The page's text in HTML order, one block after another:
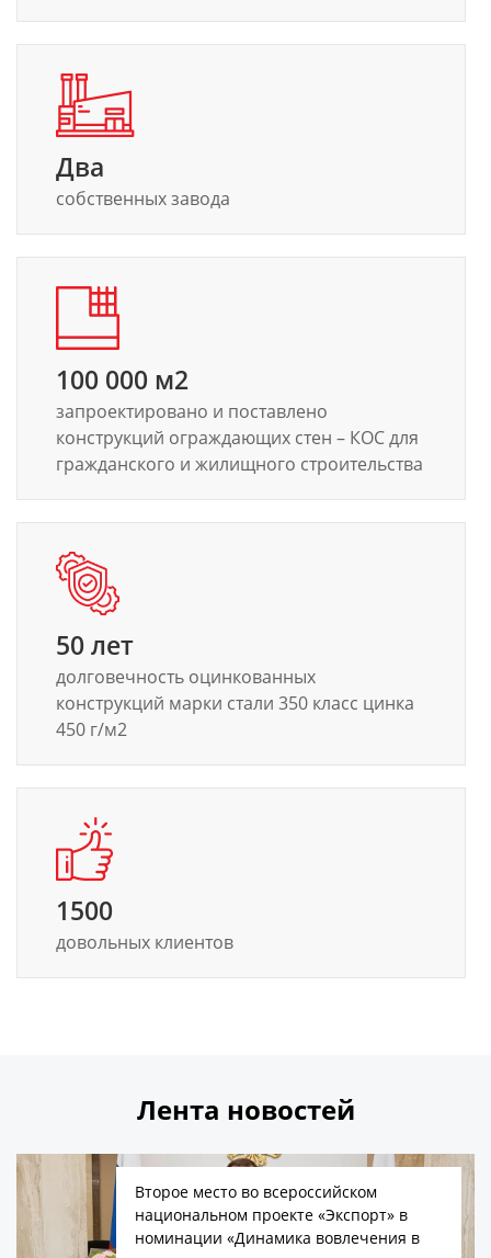
Два
собственных завода
100 000 м2
запроектировано и поставлено
конструкций ограждающих стен – КОС для
гражданского и жилищного строительства
50 лет
долговечность оцинкованных
конструкций марки стали 350 класс цинка
450 г/м2
1500
довольных клиентов
Лента новостей
Второе место во всероссийском
национальном проекте «Экспорт» в
номинации «Динамика вовлечения в